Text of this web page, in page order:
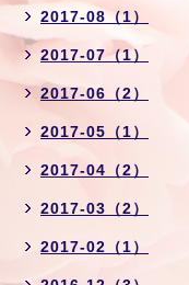
2017-08（1）
2017-07（1）
2017-06（2）
2017-05（1）
2017-04（2）
2017-03（2）
2017-02（1）